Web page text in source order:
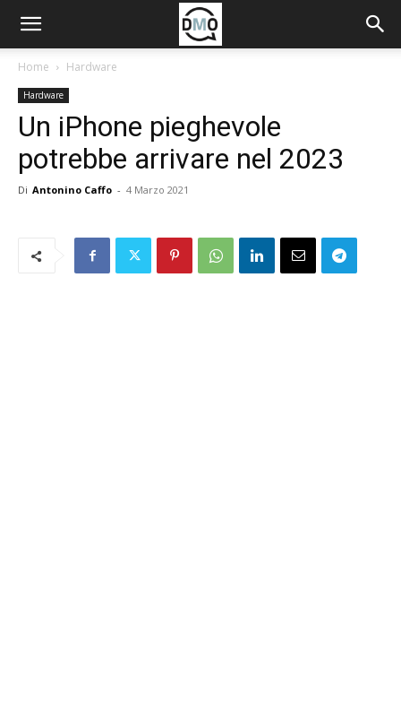
Home Hardware
Hardware
Un iPhone pieghevole
potrebbe arrivare nel 2023
Di Antonino Caffo - 4 Marzo 2021